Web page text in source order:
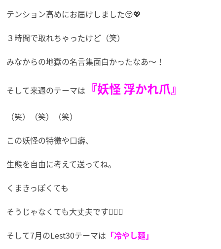
テンション高めにお届けしました😚💖
３時間で取れちゃったけど（笑）
みなからの地獄の名言集面白かったなあ〜！
そして来週のテーマは 『妖怪 浮かれ爪』
（笑）（笑）（笑）
この妖怪の特徴や口癖、
生態を自由に考えて送ってね。
くまきっぽくても
そうじゃなくても大丈夫です🙆🏼‍♀️
そして7月のLest30テーマは 「冷やし麺」